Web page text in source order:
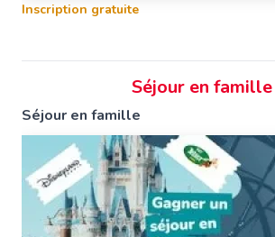
Inscription gratuite
Séjour en famille
Séjour en famille